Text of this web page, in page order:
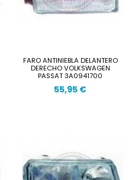
FARO ANTINIEBLA DELANTERO
DERECHO VOLKSWAGEN
PASSAT 3A0941700
55,95 €